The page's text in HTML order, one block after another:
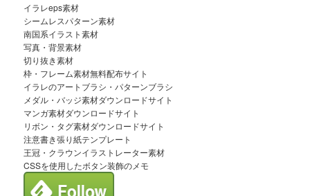
イラレeps素材
シームレスパターン素材
南国系イラスト素材
写真・背景素材
切り抜き素材
枠・フレーム素材無料配布サイト
イラレのアートブラシ・パターンブラシ
メダル・バッジ素材ダウンロードサイト
マンガ素材ダウンロードサイト
リボン・タグ素材ダウンロードサイト
注意書き張り紙テンプレート
王冠・クラウンイラストレーター素材
CSSを使用したボタン装飾のメモ